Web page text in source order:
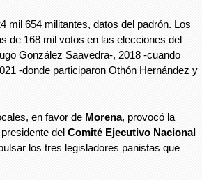
mil 654 militantes, datos del padrón. Los
de 168 mil votos en las elecciones del
González Saavedra-, 2018 -cuando
-donde participaron Othón Hernández y
en favor de Morena, provocó la
presidente del Comité Ejecutivo Nacional
los tres legisladores panistas que